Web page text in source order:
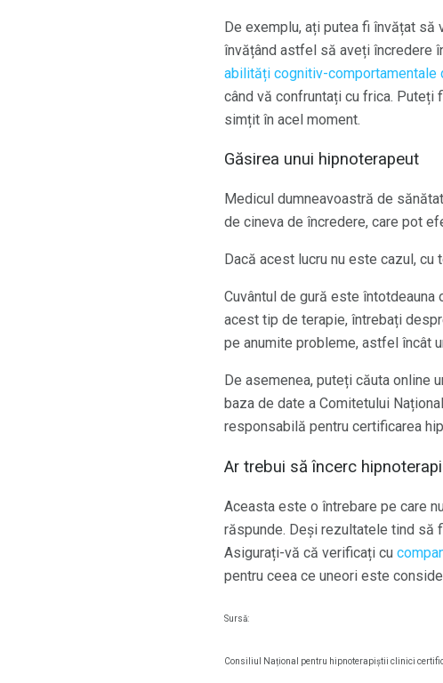
De exemplu, ați putea fi învățat
învățând astfel să aveți încredere
abilități cognitiv-comportamentale
când vă confruntați cu frica. Puteți
simțit în acel moment.
Găsirea unui hipnoterapeut
Medicul dumneavoastră de
de cineva de încredere, care pot
Dacă acest lucru nu este cazul,
Cuvântul de gură este
acest tip de terapie, întrebați
pe anumite probleme, astfel încât
De asemenea, puteți căuta online
baza de date a Comitetului
responsabilă pentru certificarea
Ar trebui să încerc
Aceasta este o întrebare pe care
răspunde. Deși rezultatele tind să
Asigurați-vă că verificați cu
pentru ceea ce uneori este
Sursă:
Consiliul Național pentru hipnoterapiștii clinici